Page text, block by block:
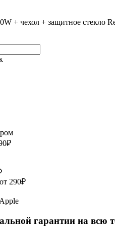
+ чехол + защитное стекло
290₽
гарантии на всю